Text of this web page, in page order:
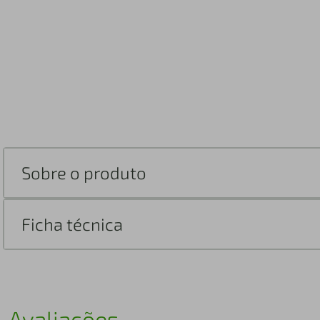
Sobre o produto
Ficha técnica